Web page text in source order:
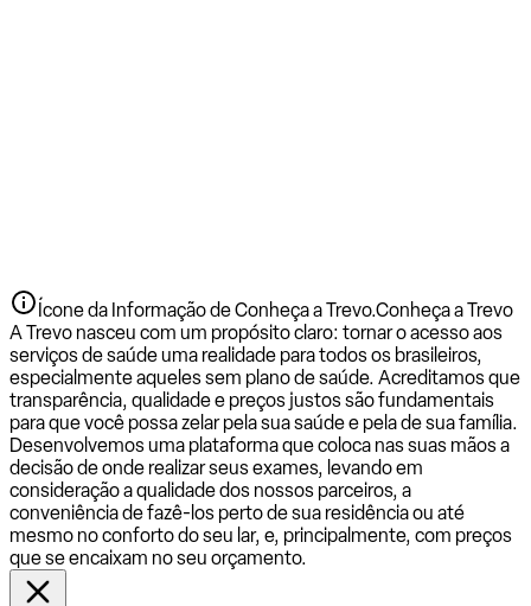
Ícone da Informação de Conheça a Trevo.Conheça a Trevo
A Trevo nasceu com um propósito claro: tornar o acesso aos
serviços de saúde uma realidade para todos os brasileiros,
especialmente aqueles sem plano de saúde. Acreditamos que
transparência, qualidade e preços justos são fundamentais
para que você possa zelar pela sua saúde e pela de sua família.
Desenvolvemos uma plataforma que coloca nas suas mãos a
decisão de onde realizar seus exames, levando em
consideração a qualidade dos nossos parceiros, a
conveniência de fazê-los perto de sua residência ou até
mesmo no conforto do seu lar, e, principalmente, com preços
que se encaixam no seu orçamento.